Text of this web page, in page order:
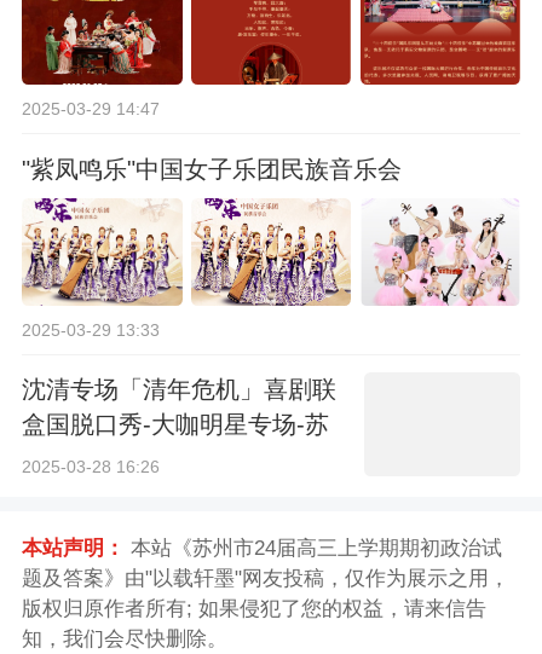
2025-03-29 14:47
"紫凤鸣乐"中国女子乐团民族音乐会
2025-03-29 13:33
沈清专场「清年危机」喜剧联
盒国脱口秀-大咖明星专场-苏
州站
2025-03-28 16:26
本站声明： 本站《苏州市24届高三上学期期初政治试
题及答案》由"以载轩墨"网友投稿，仅作为展示之用，
版权归原作者所有; 如果侵犯了您的权益，请来信告
知，我们会尽快删除。